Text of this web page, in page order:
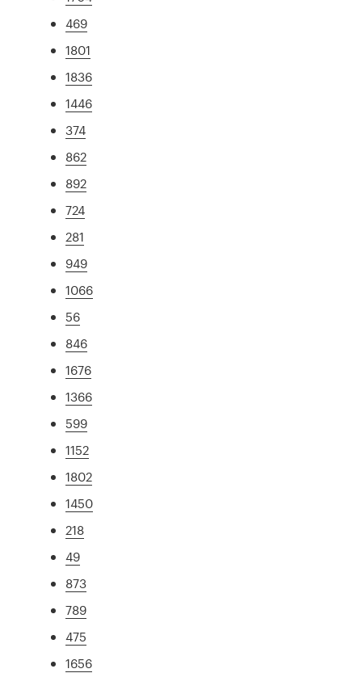
469
1801
1836
1446
374
862
892
724
281
949
1066
56
846
1676
1366
599
1152
1802
1450
218
49
873
789
475
1656